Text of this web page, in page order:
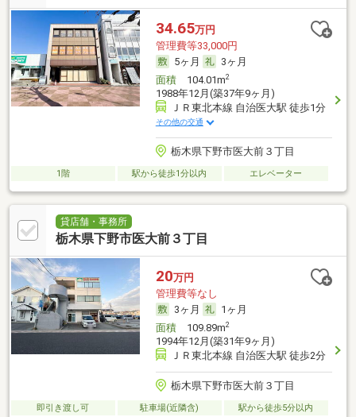
34.65万円
管理費等33,000円
5ヶ月
3ヶ月
面積104.01m2
1988年12月(築37年9ヶ月)
ＪＲ東北本線 自治医大駅 徒歩1分
その他の交通
栃木県下野市医大前３丁目
1階 駅から徒歩1分以内 エレベーター
貸店舗・事務所
栃木県下野市医大前３丁目
20万円
管理費等なし
3ヶ月
1ヶ月
面積109.89m2
1994年12月(築31年9ヶ月)
ＪＲ東北本線 自治医大駅 徒歩2分
栃木県下野市医大前３丁目
即引き渡し可 駐車場(近隣含)
駅から徒歩5分以内